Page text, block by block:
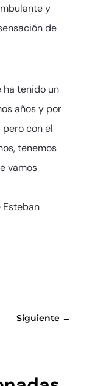
y
de
ha tenido un
años y por
con el
tenemos
vamos
Siguiente →